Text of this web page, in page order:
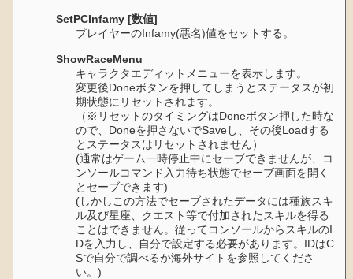
SetPCInfamy [数値]
プレイヤーのInfamy(悪名)値をセットする。
ShowRaceMenu
キャラクタエディットメニューを表示します。
変更後Doneボタンを押してしまうとステータスが初
期状態にリセットされます。
（※リセットのタイミングはDoneボタン押した時な
ので、Doneを押さないでSaveし、その後Loadする
とステータスはリセットされません）
(通常はゲーム一時停止中にセーブできませんが、コ
ンソールコマンド入力待ち状態でセーブ画面を開く
とセーブできます)
(しかしこの方法でセーブされたデータには種族スキ
ル及び星座、クエスト等で付加されたスキルを得る
ことはできません。従ってコンソールからスキルのI
Dを入力し、自分で設定する必要があります。IDはC
Sで自分で調べるか海外サイトを参照してくださ
い。)